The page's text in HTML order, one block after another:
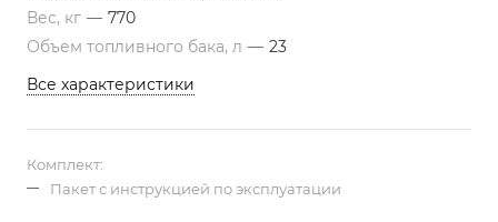
Вес, кг — 770
Объем топливного бака, л — 23
Все характеристики
Комплект:
Пакет с инструкцией по эксплуатации